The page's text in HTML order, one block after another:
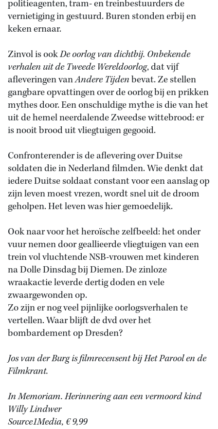
politieagenten, tram- en treinbestuurders de
vernietiging in gestuurd. Buren stonden erbij en
keken ernaar.
Zinvol is ookDe oorlog van dichtbij. Onbekende
verhalen uit de Tweede Wereldoorlog, dat vijf
afleveringen vanAndere Tijdenbevat. Ze stellen
gangbare opvattingen over de oorlog bij en prikken
mythes door. Een onschuldige mythe is die van het
uit de hemel neerdalende Zweedse wittebrood: er
is nooit brood uit vliegtuigen gegooid.
Confronterender is de aflevering over Duitse
soldaten die in Nederland filmden. Wie denkt dat
iedere Duitse soldaat constant voor een aanslag op
zijn leven moest vrezen, wordt snel uit de droom
geholpen. Het leven was hier gemoedelijk.
Ook naar voor het heroïsche zelfbeeld: het onder
vuur nemen door geallieerde vliegtuigen van een
trein vol vluchtende NSB-vrouwen met kinderen
na Dolle Dinsdag bij Diemen. De zinloze
wraakactie leverde dertig doden en vele
zwaargewonden op.
Zo zijn er nog veel pijnlijke oorlogsverhalen te
vertellen. Waar blijft de dvd over het
bombardement op Dresden?
Jos van der Burg is filmrecensent bij Het Parool en de
Filmkrant.
In Memoriam. Herinnering aan een vermoord kind
Willy Lindwer
Source1Media, € 9,99